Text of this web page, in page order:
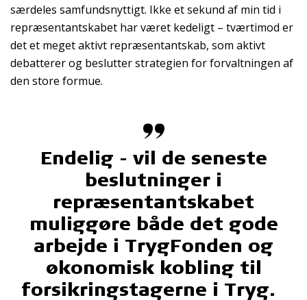
særdeles samfundsnyttigt. Ikke et sekund af min tid i
repræsentantskabet har været kedeligt – tværtimod er
det et meget aktivt repræsentantskab, som aktivt
debatterer og beslutter strategien for forvaltningen af
den store formue.
Endelig - vil de seneste
beslutninger i
repræsentantskabet
muliggøre både det gode
arbejde i TrygFonden og
økonomisk kobling til
forsikringstagerne i Tryg.